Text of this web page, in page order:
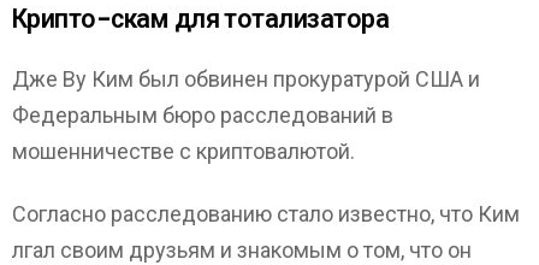
Крипто-скам для тотализатора
Дже Ву Ким был обвинен прокуратурой США и
Федеральным бюро расследований в
мошенничестве с криптовалютой.
Согласно расследованию стало известно, что Ким
лгал своим друзьям и знакомым о том, что он